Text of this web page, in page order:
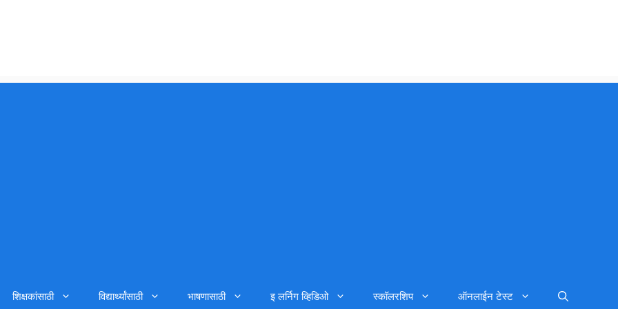
शिक्षकांसाठी विद्यार्थ्यांसाठी भाषणासाठी इ लर्निग व्हिडिओ स्कॉलरशिप ऑनलाईन टेस्ट